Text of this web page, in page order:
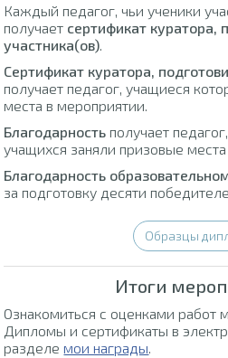
Каждый педагог, чьи ученики
получает сертификат куратора,
участника(ов).
Сертификат куратора,
получает педагог, учащиеся
места в мероприятии.
Благодарность получает
учащихся заняли призовые
Благодарность
за подготовку десяти
Образцы
Итоги
Ознакомиться с оценками работ
Дипломы и сертификаты в
разделемои награды.